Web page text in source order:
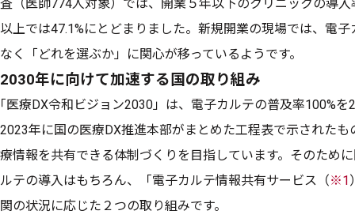
査（医師774人対象）では、開業５年以下のクリニックの導
以上では47.1%にとどまりました。新規開業の現場では、電
なく「どれを選ぶか」に関心が移っているようです。
2030年に向けて加速する国の取り組み
｢医療DX令和ビジョン2030」は、電子カルテの普及率100%
2023年に国の医療DX推進本部がまとめた工程表で示された
療情報を共有できる体制づくりを目指しています。そのため
ルテの導入はもちろん、「電子カルテ情報共有サービス（※1
関の状況に応じた２つの取り組みです。